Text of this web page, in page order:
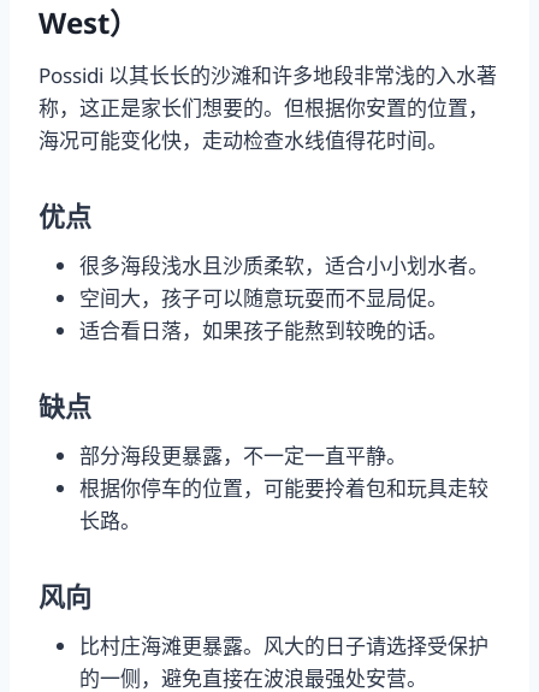
West）
Possidi 以其长长的沙滩和许多地段非常浅的入水著
称，这正是家长们想要的。但根据你安置的位置，
海况可能变化快，走动检查水线值得花时间。
优点
很多海段浅水且沙质柔软，适合小小划水者。
空间大，孩子可以随意玩耍而不显局促。
适合看日落，如果孩子能熬到较晚的话。
缺点
部分海段更暴露，不一定一直平静。
根据你停车的位置，可能要拎着包和玩具走较
长路。
风向
比村庄海滩更暴露。风大的日子请选择受保护
的一侧，避免直接在波浪最强处安营。